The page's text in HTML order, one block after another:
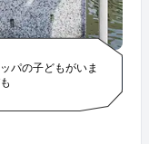
パの子どもがいま